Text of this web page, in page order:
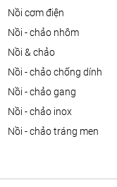
nồi cơm điện
nồi - chảo nhôm
nồi & chảo
nồi - chảo chống dính
nồi - chảo gang
nồi - chảo inox
nồi - chảo tráng men